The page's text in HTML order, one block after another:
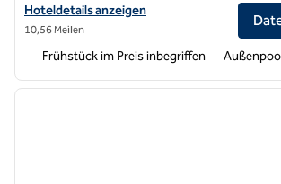
Hoteldetails für Homewood Suites by Hilton
Hoteldetails anzeigen
10,56 Meilen
Frühstück im Preis inbegriffen
1 von 12